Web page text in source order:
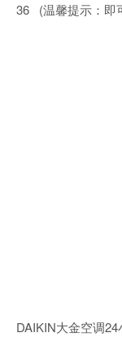
36 (温馨提示：即
DAIKIN大金空调